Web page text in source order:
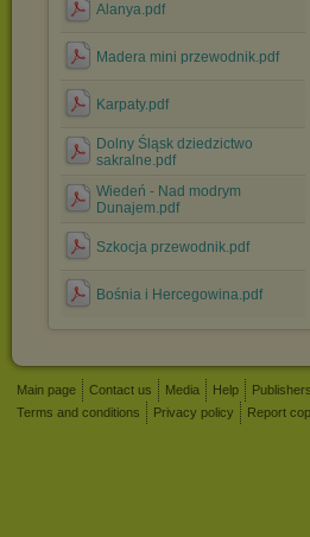
Alanya.pdf
Madera mini przewodnik.pdf
Karpaty.pdf
Dolny Śląsk dziedzictwo
sakralne.pdf
Wiedeń - Nad modrym
Dunajem.pdf
Szkocja przewodnik.pdf
Bośnia i Hercegowina.pdf
Main page Contact us Media Help
Terms and conditions
Privacy policy Report